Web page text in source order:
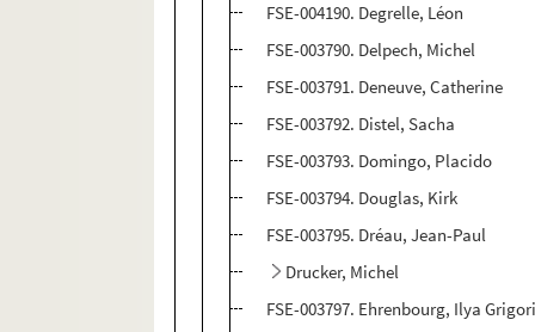
FSE-004190. Degrelle, Léon
FSE-003790. Delpech, Michel
FSE-003791. Deneuve, Catherine
FSE-003792. Distel, Sacha
FSE-003793. Domingo, Placido
FSE-003794. Douglas, Kirk
FSE-003795. Dréau, Jean-Paul
Drucker, Michel
FSE-003797. Ehrenbourg, Ilya